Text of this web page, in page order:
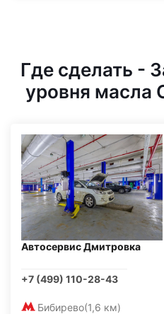
Где сделать -
уровня масла
Автосервис Дмитровка
+7 (499) 110-28-43
Бибирево(1,6 км)